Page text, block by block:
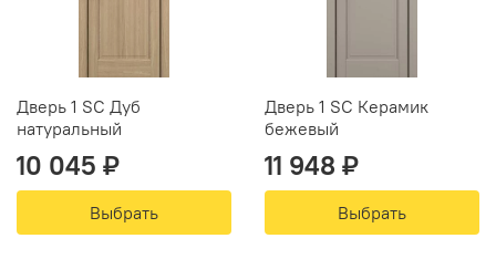
Дверь 1 SC Дуб
натуральный
10 045 ₽
Выбрать
Дверь 1 SC Керамик
бежевый
11 948 ₽
Выбрать